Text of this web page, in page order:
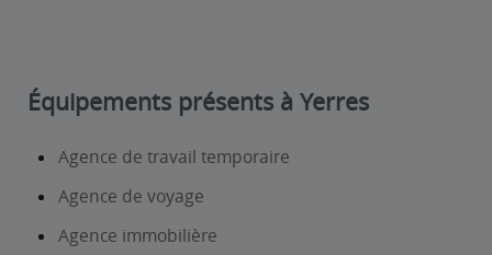
Équipements présents à Yerres
Agence de travail temporaire
Agence de voyage
Agence immobilière